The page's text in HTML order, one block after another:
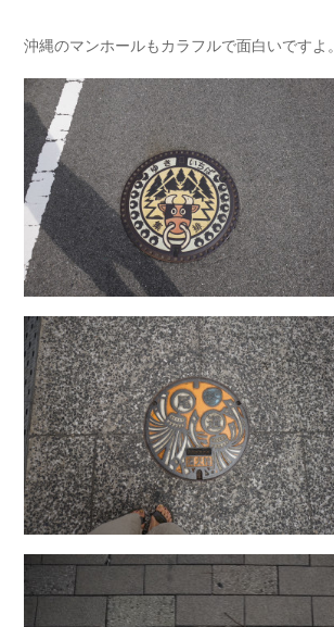
沖縄のマンホールもカラフルで面白いですよ。